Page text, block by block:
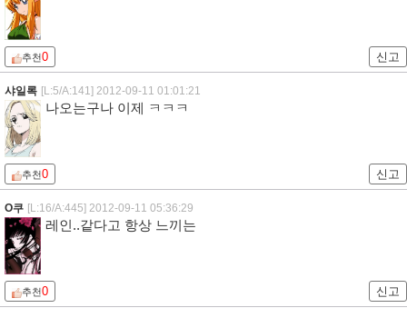
추천0 신고
샤일록 [L:5/A:141] 2012-09-11 01:01:21
나오는구나 이제 ㅋㅋㅋ
추천0 신고
O쿠 [L:16/A:445] 2012-09-11 05:36:29
레인..같다고 항상 느끼는
추천0 신고